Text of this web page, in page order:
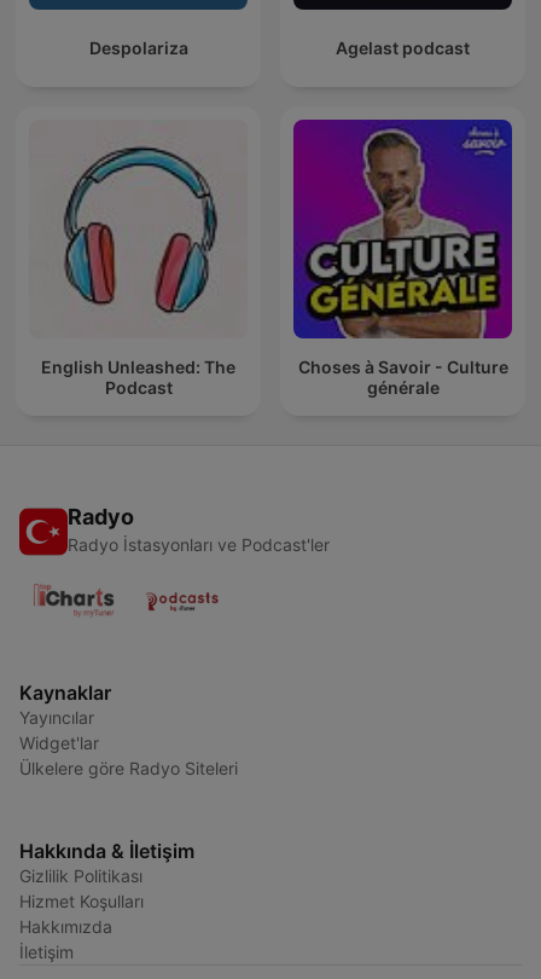
Despolariza Agelast podcast
English Unleashed: The
Podcast
Choses à Savoir - Culture
générale
Radyo
Radyo İstasyonları ve Podcast'ler
Kaynaklar
Yayıncılar
Widget'lar
Ülkelere göre Radyo Siteleri
Hakkında & İletişim
Gizlilik Politikası
Hizmet Koşulları
Hakkımızda
İletişim